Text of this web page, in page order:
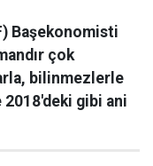
Başekonomisti
çok
bilinmezlerle
2018'deki gibi ani